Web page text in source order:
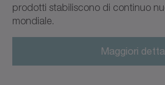
prodotti stabiliscono di continuo
mondiale.
Maggiori